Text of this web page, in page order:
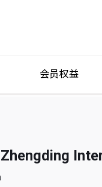
会员权益